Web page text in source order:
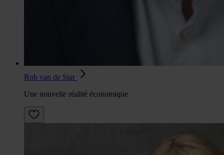
Rob van de Star
Une nouvelle réalité économique